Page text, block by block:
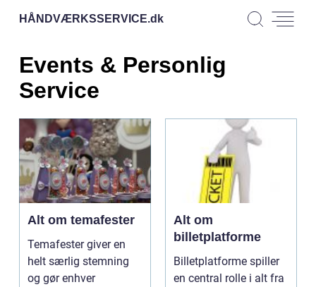
HÅNDVÆRKSSERVICE.dk
Events & Personlig
Service
Alt om temafester
Temafester giver en
helt særlig stemning
og gør enhver
Alt om
billetplatforme
Billetplatforme spiller
en central rolle i alt fra